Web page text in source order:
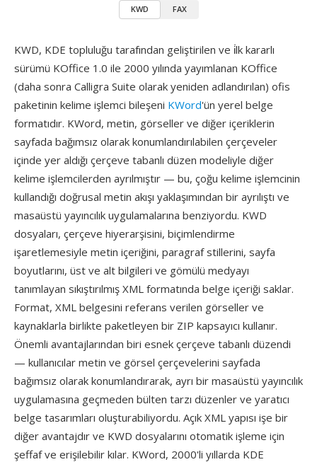
KWD FAX
KWD, KDE topluluğu tarafından geliştirilen ve i̇lk kararlı
sürümü KOffice 1.0 ile 2000 yılında yayımlanan KOffice
(daha sonra Calligra Suite olarak yeniden adlandırılan) ofis
paketinin kelime işlemci bileşeni KWord'ün yerel belge
formatıdır. KWord, metin, görseller ve diğer içeriklerin
sayfada bağımsız olarak konumlandırılabilen çerçeveler
içinde yer aldığı çerçeve tabanlı düzen modeliyle diğer
kelime işlemcilerden ayrılmıştır — bu, çoğu kelime işlemcinin
kullandığı doğrusal metin akışı yaklaşımından bir ayrılıştı ve
masaüstü yayıncılık uygulamalarına benziyordu. KWD
dosyaları, çerçeve hiyerarşisini, biçimlendirme
işaretlemesiyle metin içeriğini, paragraf stillerini, sayfa
boyutlarını, üst ve alt bilgileri ve gömülü medyayı
tanımlayan sıkıştırılmış XML formatında belge içeriği saklar.
Format, XML belgesini referans verilen görseller ve
kaynaklarla birlikte paketleyen bir ZIP kapsayıcı kullanır.
Önemli avantajlarından biri esnek çerçeve tabanlı düzendi
— kullanıcılar metin ve görsel çerçevelerini sayfada
bağımsız olarak konumlandırarak, ayrı bir masaüstü yayıncılık
uygulamasına geçmeden bülten tarzı düzenler ve yaratıcı
belge tasarımları oluşturabiliyordu. Açık XML yapısı işe bir
diğer avantajdır ve KWD dosyalarını otomatik işleme için
şeffaf ve erişilebilir kılar. KWord, 2000'li yıllarda KDE